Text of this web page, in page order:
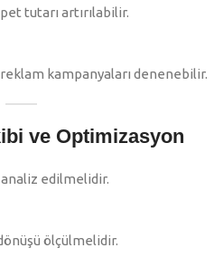
tutarı artırılabilir.
kampanyaları denenebilir.
ve Optimizasyon
edilmelidir.
ölçülmelidir.